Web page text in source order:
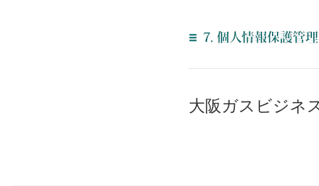
大阪ガスビジネ